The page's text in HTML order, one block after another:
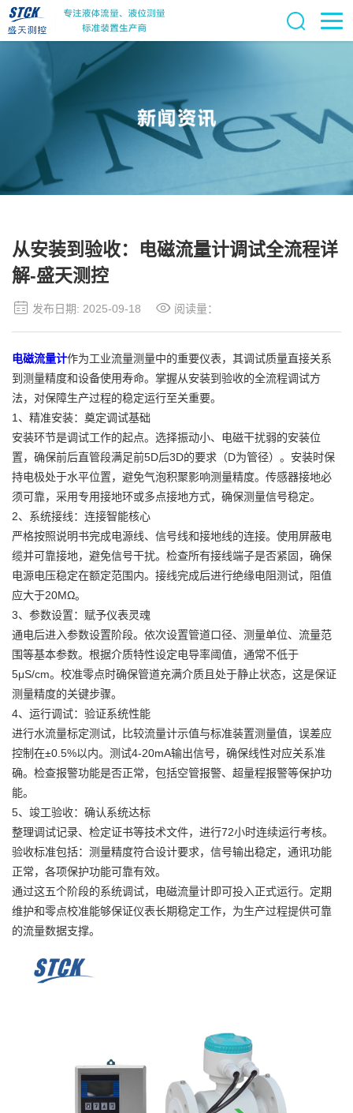
从安装到验收：电磁流量计调试全流程详
解-盛天测控
发布日期: 2025-09-18 阅读量：
电磁流量计作为工业流量测量中的重要仪表，其调试质量直接关系
到测量精度和设备使用寿命。掌握从安装到验收的全流程调试方
法，对保障生产过程的稳定运行至关重要。
1、精准安装：奠定调试基础
安装环节是调试工作的起点。选择振动小、电磁干扰弱的安装位
置，确保前后直管段满足前5D后3D的要求（D为管径）。安装时保
持电极处于水平位置，避免气泡积聚影响测量精度。传感器接地必
须可靠，采用专用接地环或多点接地方式，确保测量信号稳定。
2、系统接线：连接智能核心
严格按照说明书完成电源线、信号线和接地线的连接。使用屏蔽电
缆并可靠接地，避免信号干扰。检查所有接线端子是否紧固，确保
电源电压稳定在额定范围内。接线完成后进行绝缘电阻测试，阻值
应大于20MΩ。
3、参数设置：赋予仪表灵魂
通电后进入参数设置阶段。依次设置管道口径、测量单位、流量范
围等基本参数。根据介质特性设定电导率阈值，通常不低于
5μS/cm。校准零点时确保管道充满介质且处于静止状态，这是保证
测量精度的关键步骤。
4、运行调试：验证系统性能
进行水流量标定测试，比较流量计示值与标准装置测量值，误差应
控制在±0.5%以内。测试4-20mA输出信号，确保线性对应关系准
确。检查报警功能是否正常，包括空管报警、超量程报警等保护功
能。
5、竣工验收：确认系统达标
整理调试记录、检定证书等技术文件，进行72小时连续运行考核。
验收标准包括：测量精度符合设计要求，信号输出稳定，通讯功能
正常，各项保护功能可靠有效。
通过这五个阶段的系统调试，电磁流量计即可投入正式运行。定期
维护和零点校准能够保证仪表长期稳定工作，为生产过程提供可靠
的流量数据支撑。